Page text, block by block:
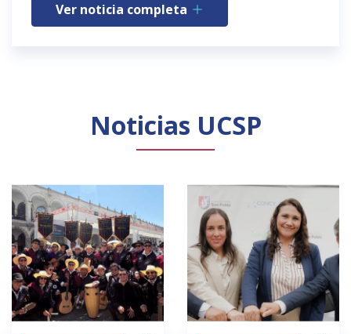
Ver noticia completa
Noticias UCSP